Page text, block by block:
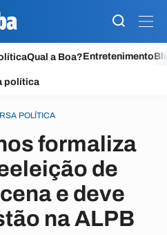
Qual a Boa?Entretenimento
política
POLÍTICA
formaliza
de
e deve
na ALPB